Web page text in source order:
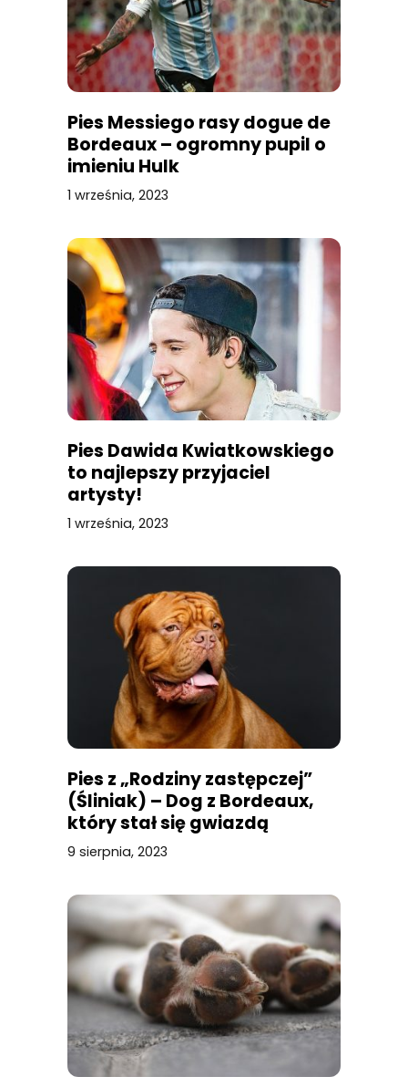
Pies Messiego rasy dogue de
Bordeaux – ogromny pupil o
imieniu Hulk
1 września, 2023
Pies Dawida Kwiatkowskiego
to najlepszy przyjaciel
artysty!
1 września, 2023
Pies z „Rodziny zastępczej”
(Śliniak) – Dog z Bordeaux,
który stał się gwiazdą
9 sierpnia, 2023